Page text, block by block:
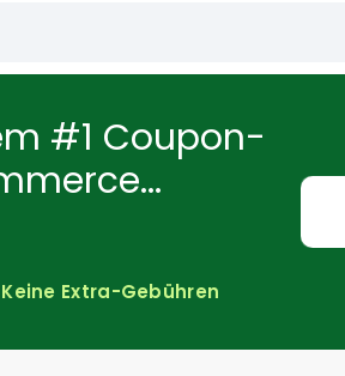
#1 Coupon-
Keine Extra-Gebühren